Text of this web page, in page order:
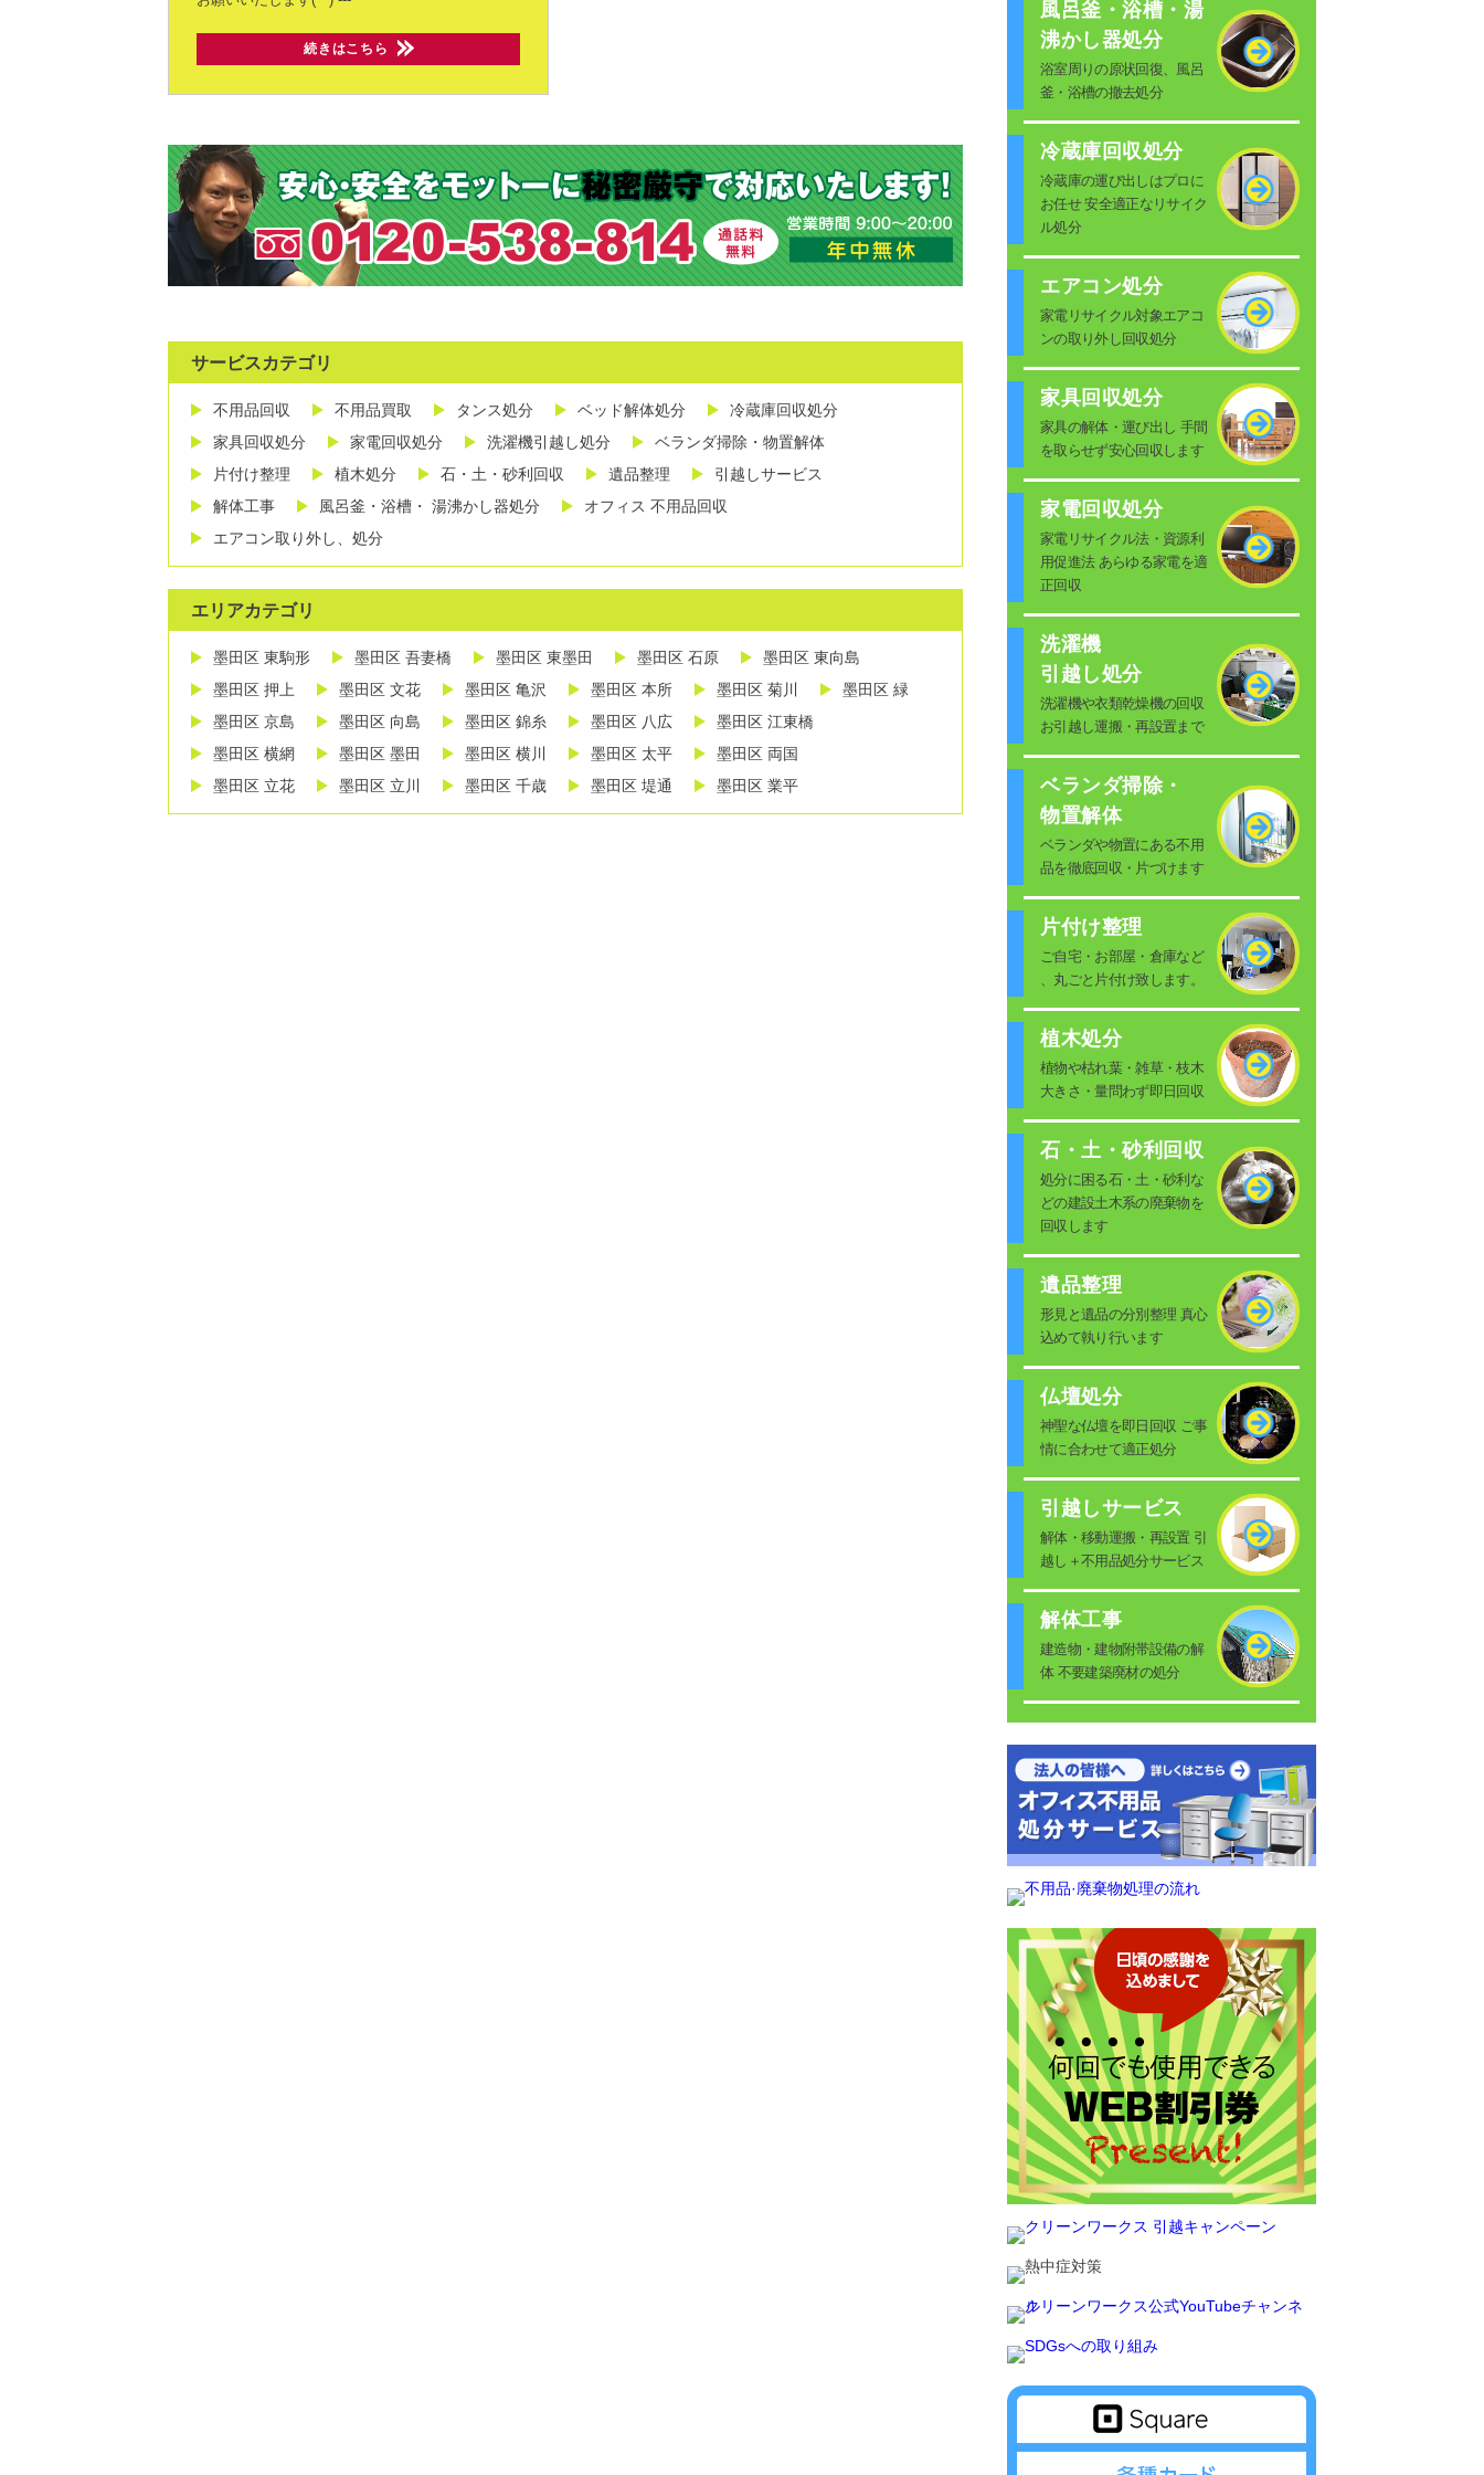
続きはこちら
サービスカテゴリ
不用品回収 不用品買取 タンス処分 ベッド解体処分
冷蔵庫回収処分
家具回収処分
家電回収処分 洗濯機引越し処分
ベランダ掃除・物置解体
片付け整理
植木処分 石・土・砂利回収 遺品整理
引越しサービス
解体工事
風呂釜・浴槽・ 湯沸かし器処分
オフィス 不用品回収
エアコン取り外し、処分
エリアカテゴリ
墨田区 東駒形 墨田区 吾妻橋 墨田区 東墨田 墨田区 石原
墨田区 東向島
墨田区 押上
墨田区 文花 墨田区 亀沢 墨田区 本所 墨田区 菊川
墨田区 緑
墨田区 京島
墨田区 向島 墨田区 錦糸 墨田区 八広
墨田区 江東橋
墨田区 横網
墨田区 墨田 墨田区 横川 墨田区 太平
墨田区 両国
墨田区 立花
墨田区 立川 墨田区 千歳 墨田区 堤通 墨田区 業平
風呂釜・浴槽・湯
沸かし器処分
浴室周りの原状回復、風呂
釜・浴槽の撤去処分
冷蔵庫回収処分
冷蔵庫の運び出しはプロに
お任せ 安全適正なリサイク
ル処分
エアコン処分
家電リサイクル対象エアコ
ンの取り外し回収処分
家具回収処分
家具の解体・運び出し 手間
を取らせず安心回収します
家電回収処分
家電リサイクル法・資源利
用促進法 あらゆる家電を適
正回収
洗濯機
引越し処分
洗濯機や衣類乾燥機の回収
お引越し運搬・再設置まで
ベランダ掃除・
物置解体
ベランダや物置にある不用
品を徹底回収・片づけます
片付け整理
ご自宅・お部屋・倉庫など
、丸ごと片付け致します。
植木処分
植物や枯れ葉・雑草・枝木
大きさ・量問わず即日回収
石・土・砂利回収
処分に困る石・土・砂利な
どの建設土木系の廃棄物を
回収します
遺品整理
形見と遺品の分別整理 真心
込めて執り行います
仏壇処分
神聖な仏壇を即日回収 ご事
情に合わせて適正処分
引越しサービス
解体・移動運搬・再設置 引
越し＋不用品処分サービス
解体工事
建造物・建物附帯設備の解
体 不要建築廃材の処分